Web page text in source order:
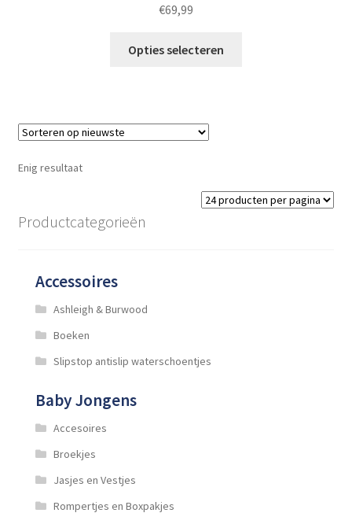
€69,99
Opties selecteren
gekozen
Enig resultaat
Productcategorieën
Accessoires
Ashleigh & Burwood
Boeken
Slipstop antislip waterschoentjes
Baby Jongens
Accesoires
Broekjes
Jasjes en Vestjes
Rompertjes en Boxpakjes